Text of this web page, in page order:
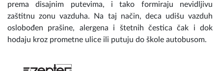
prema disajnim putevima, i tako formiraju nevidljivu
zaštitnu zonu vazduha. Na taj način, deca udišu vazduh
oslobođen prašine, alergena i štetnih čestica čak i dok
hodaju kroz prometne ulice ili putuju do škole autobusom.